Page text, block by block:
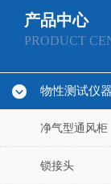
产品中心
PRODUCT
物性测试仪器
净气型通风柜
锁接头